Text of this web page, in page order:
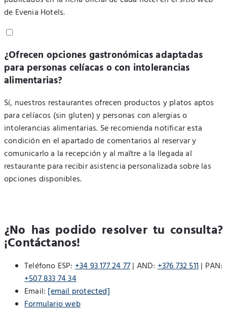
de Evenia Hotels.
¿Ofrecen opciones gastronómicas adaptadas
para personas celíacas o con intolerancias
alimentarias?
Sí, nuestros restaurantes ofrecen productos y platos aptos
para celíacos (sin gluten) y personas con alergias o
intolerancias alimentarias. Se recomienda notificar esta
condición en el apartado de comentarios al reservar y
comunicarlo a la recepción y al maître a la llegada al
restaurante para recibir asistencia personalizada sobre las
opciones disponibles.
¿No has podido resolver tu consulta?
¡Contáctanos!
Teléfono ESP:+34 93 177 24 77| AND:+376 732 511| PAN:
+507 833 74 34
Email: [email protected]
Formulario web